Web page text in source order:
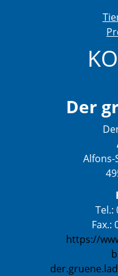
Der
Alfons-
Tel.:
Fax.:
https://